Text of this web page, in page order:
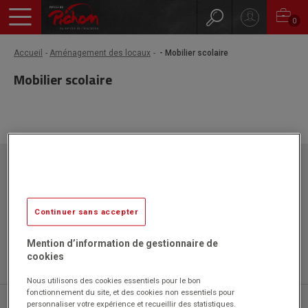
0
Accueil Aménagement des locaux - Mobilier scolaire
Mobilier scolaire
Continuer sans accepter
Mention d’information de gestionnaire de
cookies
Nous utilisons des cookies essentiels pour le bon
fonctionnement du site, et des cookies non essentiels pour
personnaliser votre expérience et recueillir des statistiques.